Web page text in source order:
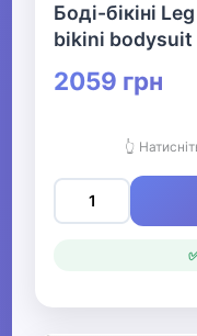
Боді-бікіні
bikini bodysuit
2059 грн
👆